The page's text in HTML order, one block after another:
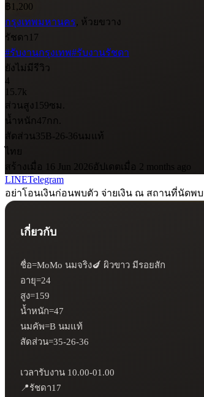
฿1,200
กรุงเทพมหานคร, ห้วยขวาง
รัชดา17
#รับงานกรุงเทพ#รับงานรัชดา
ยังไม่มีรีวิว
4
15.7k
ส่วนสูง 159ซม.
น้ำหนัก47กก.
สัดส่วน 35B-26-36นมแท้
ไทย
สร้างเมื่อ 16 Jun 2026อัปเดตเมื่อ 2 months ago
LINETelegram
อย่าโอนเงินก่อนพบตัว จ่ายเงิน ณ สถานที่นัดพ
เกี่ยวกับ
ชื่อ=MoMo นมจริง🍆 ผิวขาว มีรอยสัก
อายุ=24
สูง=159
น้ำหนัก=47
นมคัพ=B นมแท้
สัดส่วน=35-26-36
เวลารับงาน 10.00-01.00
📍รัชดา17